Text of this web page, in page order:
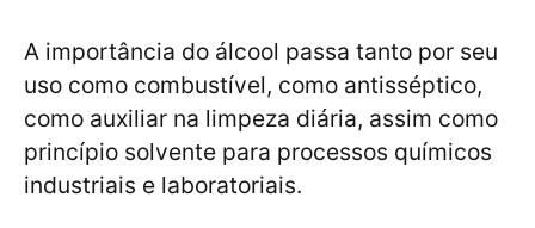
A importância do álcool passa tanto por seu
uso como combustível, como antisséptico,
como auxiliar na limpeza diária, assim como
princípio solvente para processos químicos
industriais e laboratoriais.